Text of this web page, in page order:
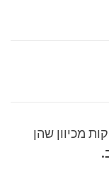
מכיוון שהן
.